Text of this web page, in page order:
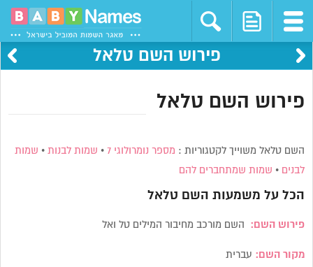
פירוש השם טלאל
פירוש השם טלאל
השם טלאל משוייך לקטגוריות : מספר נומרולוגי 7 • שמות לבנות • שמות
לבנים • שמות שמתחברים להם
הכל על משמעות השם טלאל
פירוש השם: השם מורכב מחיבור המילים טל ואל
מקור השם: עברית